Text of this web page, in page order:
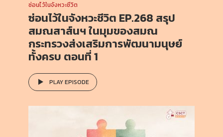
ซ่อนไว้ในจังหวะชีวิต
ซ่อนไว้ในจังหวะชีวิต EP.268 สรุป
สมณสาส์นฯ ในมุมของสมณ
กระทรวงส่งเสริมการพัฒนามนุษย์
ทั้งครบ ตอนที่ 1
PLAY EPISODE